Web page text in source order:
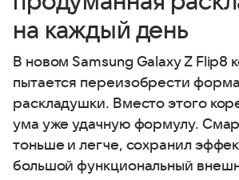
на каждый день
В новом Samsung Galaxy Z Flip8
пытается переизобрести
раскладушки. Вместо этого
ума уже удачную формулу.
тоньше и легче, сохранил
большой функциональный